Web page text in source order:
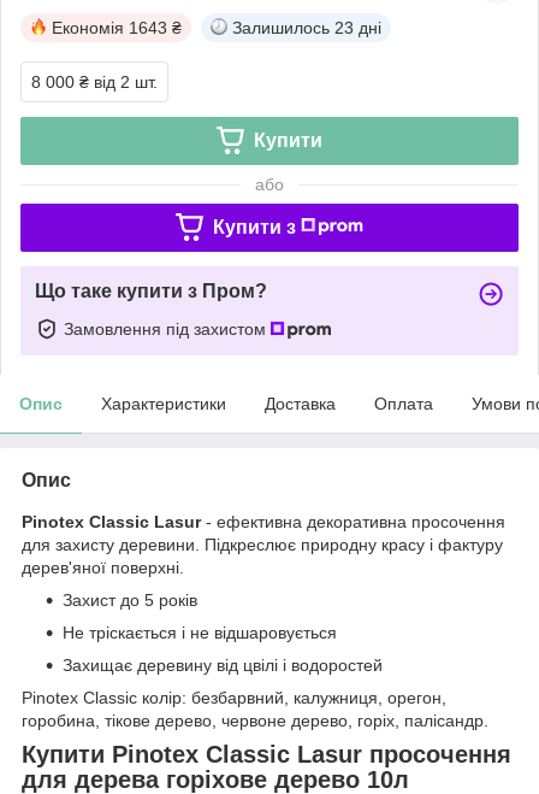
Економія 1643 ₴ Залишилось 23 дні
8 000 ₴ від 2 шт.
Купити
або
Купити з
Що таке купити з Пром?
Замовлення під захистом
Опис Характеристики Доставка Оплата Умови
Опис
Pinotex Classic Lasur- ефективна декоративна просочення
для захисту деревини. Підкреслює природну красу і фактуру
дерев'яної поверхні.
Захист до 5 років
Не тріскається і не відшаровується
Захищає деревину від цвілі і водоростей
Pinotex Classic колір: безбарвний, калужниця, орегон,
горобина, тікове дерево, червоне дерево, горіх, палісандр.
Купити Pinotex Classic Lasur просочення
для дерева горіхове дерево 10л